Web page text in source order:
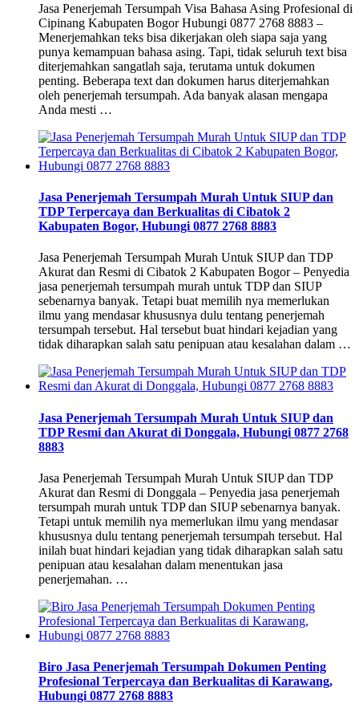
Jasa Penerjemah Tersumpah Visa Bahasa Asing Profesional di
Cipinang Kabupaten Bogor Hubungi 0877 2768 8883 –
Menerjemahkan teks bisa dikerjakan oleh siapa saja yang
punya kemampuan bahasa asing. Tapi, tidak seluruh text bisa
diterjemahkan sangatlah saja, terutama untuk dokumen
penting. Beberapa text dan dokumen harus diterjemahkan
oleh penerjemah tersumpah. Ada banyak alasan mengapa
Anda mesti …
Jasa Penerjemah Tersumpah Murah Untuk SIUP dan
TDP Terpercaya dan Berkualitas di Cibatok 2
Kabupaten Bogor, Hubungi 0877 2768 8883
Jasa Penerjemah Tersumpah Murah Untuk SIUP dan TDP
Akurat dan Resmi di Cibatok 2 Kabupaten Bogor – Penyedia
jasa penerjemah tersumpah murah untuk TDP dan SIUP
sebenarnya banyak. Tetapi buat memilih nya memerlukan
ilmu yang mendasar khususnya dulu tentang penerjemah
tersumpah tersebut. Hal tersebut buat hindari kejadian yang
tidak diharapkan salah satu penipuan atau kesalahan dalam …
Jasa Penerjemah Tersumpah Murah Untuk SIUP dan
TDP Resmi dan Akurat di Donggala, Hubungi 0877 2768
8883
Jasa Penerjemah Tersumpah Murah Untuk SIUP dan TDP
Akurat dan Resmi di Donggala – Penyedia jasa penerjemah
tersumpah murah untuk TDP dan SIUP sebenarnya banyak.
Tetapi untuk memilih nya memerlukan ilmu yang mendasar
khususnya dulu tentang penerjemah tersumpah tersebut. Hal
inilah buat hindari kejadian yang tidak diharapkan salah satu
penipuan atau kesalahan dalam menentukan jasa
penerjemahan. …
Biro Jasa Penerjemah Tersumpah Dokumen Penting
Profesional Terpercaya dan Berkualitas di Karawang,
Hubungi 0877 2768 8883